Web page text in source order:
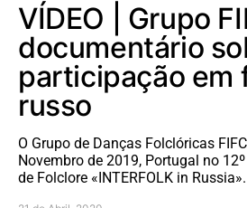
VÍDEO | Grupo
documentário
participação em
russo
O Grupo de Danças Folclóricas
Novembro de 2019, Portugal no
de Folclore «INTERFOLK in